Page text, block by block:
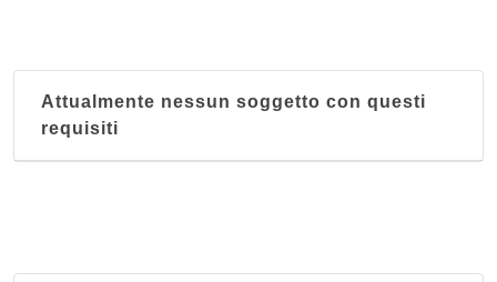
Attualmente nessun soggetto con questi
requisiti